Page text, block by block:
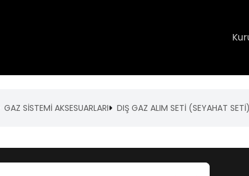
GAZ SİSTEMİ AKSESUARLARI DIŞ GAZ ALIM SETİ (SEYAHAT SETİ)